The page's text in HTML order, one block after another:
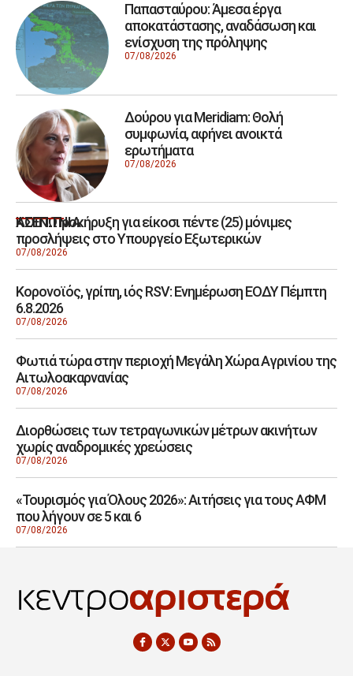
Παπασταύρου: Άμεσα έργα
αποκατάστασης, αναδάσωση και
ενίσχυση της πρόληψης
07/08/2026
Δούρου για Meridiam: Θολή
συμφωνία, αφήνει ανοικτά
ερωτήματα
07/08/2026
ΚΟΙΝΩΝΙΑ
ΑΣΕΠ: Προκήρυξη για είκοσι πέντε (25) μόνιμες
προσλήψεις στο Υπουργείο Εξωτερικών
07/08/2026
Κορονοϊός, γρίπη, ιός RSV: Ενημέρωση ΕΟΔΥ Πέμπτη
6.8.2026
07/08/2026
Φωτιά τώρα στην περιοχή Μεγάλη Χώρα Αγρινίου της
Αιτωλοακαρνανίας
07/08/2026
Διορθώσεις των τετραγωνικών μέτρων ακινήτων
χωρίς αναδρομικές χρεώσεις
07/08/2026
«Τουρισμός για Όλους 2026»: Αιτήσεις για τους ΑΦΜ
που λήγουν σε 5 και 6
07/08/2026